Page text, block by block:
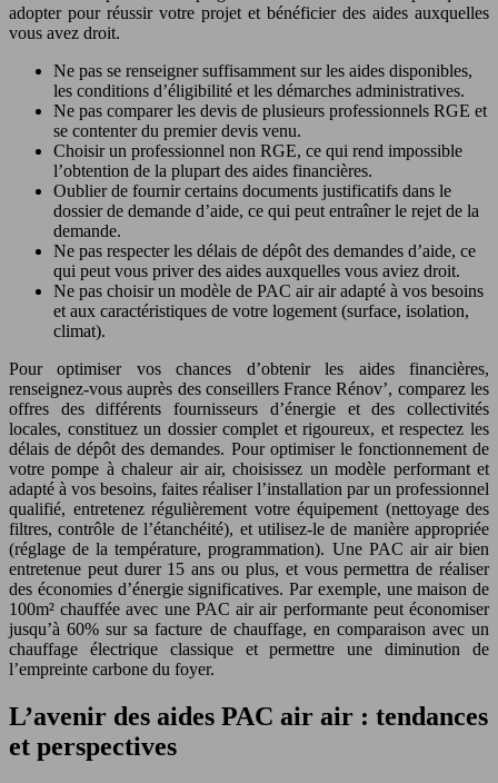
adopter pour réussir votre projet et bénéficier des aides auxquelles
vous avez droit.
Ne pas se renseigner suffisamment sur les aides disponibles,
les conditions d’éligibilité et les démarches administratives.
Ne pas comparer les devis de plusieurs professionnels RGE et
se contenter du premier devis venu.
Choisir un professionnel non RGE, ce qui rend impossible
l’obtention de la plupart des aides financières.
Oublier de fournir certains documents justificatifs dans le
dossier de demande d’aide, ce qui peut entraîner le rejet de la
demande.
Ne pas respecter les délais de dépôt des demandes d’aide, ce
qui peut vous priver des aides auxquelles vous aviez droit.
Ne pas choisir un modèle de PAC air air adapté à vos besoins
et aux caractéristiques de votre logement (surface, isolation,
climat).
Pour optimiser vos chances d’obtenir les aides financières,
renseignez-vous auprès des conseillers France Rénov’, comparez les
offres des différents fournisseurs d’énergie et des collectivités
locales, constituez un dossier complet et rigoureux, et respectez les
délais de dépôt des demandes. Pour optimiser le fonctionnement de
votre pompe à chaleur air air, choisissez un modèle performant et
adapté à vos besoins, faites réaliser l’installation par un professionnel
qualifié, entretenez régulièrement votre équipement (nettoyage des
filtres, contrôle de l’étanchéité), et utilisez-le de manière appropriée
(réglage de la température, programmation). Une PAC air air bien
entretenue peut durer 15 ans ou plus, et vous permettra de réaliser
des économies d’énergie significatives. Par exemple, une maison de
100m² chauffée avec une PAC air air performante peut économiser
jusqu’à 60% sur sa facture de chauffage, en comparaison avec un
chauffage électrique classique et permettre une diminution de
l’empreinte carbone du foyer.
L’avenir des aides PAC air air : tendances
et perspectives